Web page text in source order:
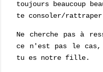
toujours beaucoup
te consoler/
Ne cherche pas à
ce n'est pas le
tu es notre fille.